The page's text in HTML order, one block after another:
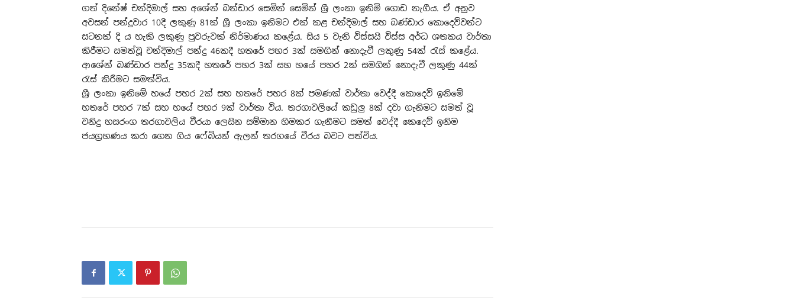
ගත් දිනේෂ් චන්දිමාල් සහ අශේන් බන්ඩාර සෙමින් සෙමින් ශ්‍රී ලංකා ඉනිමි ගොඩ නැගීය. ඒ අනුව
අවසන් පන්දුවාර 10දී ලකුණු 81ක් ශ්‍රී ලංකා ඉනිමට එක් කළ චන්දිමාල් සහ බණ්ඩාර කොදෙව්වන්ට
සටනක් දි ය හැකි ලකුණු පුවරුවක් නිර්මාණය කළේය. සිය 5 වැනි විස්සයි විස්ස අර්ධ ශතකය වාර්තා
කිරීමට සමත්වූ චන්දිමාල් පන්දු 46කදී හතරේ පහර 3ක් සමගින් නොදැවී ලකුණු 54ක් රැස් කළේය.
ආශේන් බණ්ඩාර පන්දු 35කදී හතරේ පහර 3ක් සහ හයේ පහර 2ක් සමගින් නොදැවී ලකුණු 44ක්
රැස් කිරීමට සමත්විය.
ශ්‍රී ලංකා ඉනිමේ හයේ පහර 2ක් සහ හතරේ පහර 8ක් පමණක් වාර්තා වෙද්දී කොදෙව් ඉනිමේ
හතරේ පහර 7ක් සහ හයේ පහර 9ක් වාර්තා විය. තරගාවලියේ කඩුලු 8ක් දවා ගැනිමට සමත් වූ
වනිදු හසරංග තරගාවලිය වීරයා ලෙසින සම්මාන හිමකර ගැනීමට සමත් වෙද්දී කෙදෙව් ඉනිම
ජයග්‍රහණය කරා ගෙන ගිය ෆේබියන් ඇලන් තරගයේ වීරය බවට පත්විය.